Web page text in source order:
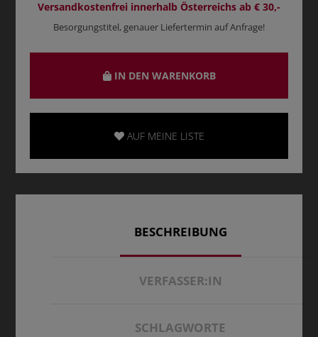
Versandkostenfrei innerhalb Österreichs ab € 30,-
Besorgungstitel, genauer Liefertermin auf Anfrage!
IN DEN WARENKORB
AUF MEINE LISTE
BESCHREIBUNG
VERFASSER:IN
SCHLAGWORTE